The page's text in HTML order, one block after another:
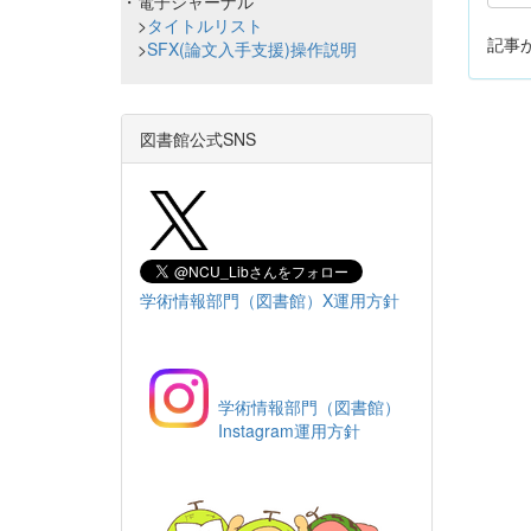
記事
>タイトルリスト
>SFX(論文入手支援)操作説明
図書館公式SNS
学術情報部門（図書館）X運用方針
学術情報部門（図書館）
Instagram運用方針